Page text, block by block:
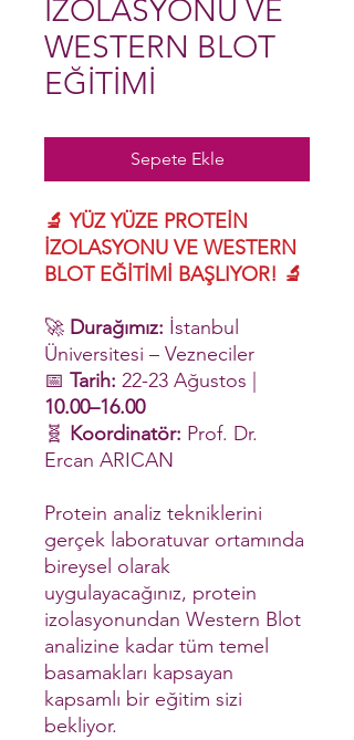
İZOLASYONU VE
WESTERN BLOT
EĞİTİMİ
Sepete Ekle
🔬 YÜZ YÜZE PROTEİN
İZOLASYONU VE WESTERN
BLOT EĞİTİMİ BAŞLIYOR! 🔬
🚀 Durağımız: İstanbul
Üniversitesi – Vezneciler
📅 Tarih: 22-23 Ağustos |
10.00–16.00
🧬 Koordinatör: Prof. Dr.
Ercan ARICAN
Protein analiz tekniklerini
gerçek laboratuvar ortamında
bireysel olarak
uygulayacağınız, protein
izolasyonundan Western Blot
analizine kadar tüm temel
basamakları kapsayan
kapsamlı bir eğitim sizi
bekliyor.